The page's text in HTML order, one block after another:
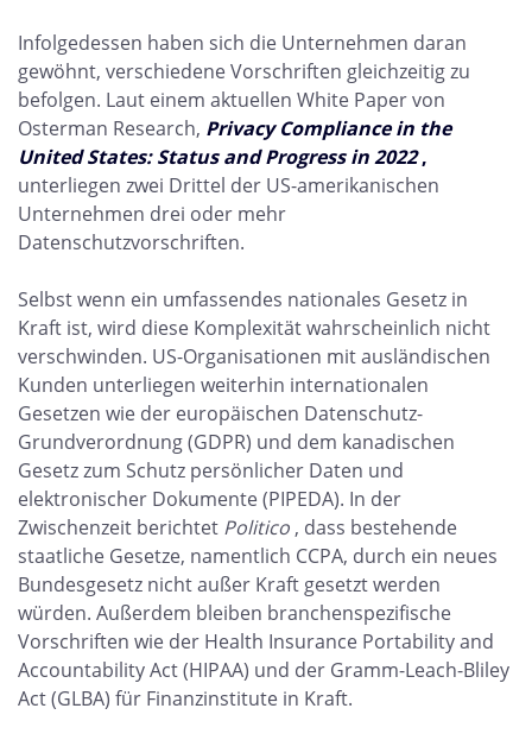
Infolgedessen haben sich die Unternehmen daran
gewöhnt, verschiedene Vorschriften gleichzeitig zu
befolgen. Laut einem aktuellen White Paper von
Osterman Research, Privacy Compliance in the
United States: Status and Progress in 2022,
unterliegen zwei Drittel der US-amerikanischen
Unternehmen drei oder mehr
Datenschutzvorschriften.
Selbst wenn ein umfassendes nationales Gesetz in
Kraft ist, wird diese Komplexität wahrscheinlich nicht
verschwinden. US-Organisationen mit ausländischen
Kunden unterliegen weiterhin internationalen
Gesetzen wie der europäischen Datenschutz-
Grundverordnung (GDPR) und dem kanadischen
Gesetz zum Schutz persönlicher Daten und
elektronischer Dokumente (PIPEDA). In der
Zwischenzeit berichtet Politico , dass bestehende
staatliche Gesetze, namentlich CCPA, durch ein neues
Bundesgesetz nicht außer Kraft gesetzt werden
würden. Außerdem bleiben branchenspezifische
Vorschriften wie der Health Insurance Portability and
Accountability Act (HIPAA) und der Gramm-Leach-Bliley
Act (GLBA) für Finanzinstitute in Kraft.